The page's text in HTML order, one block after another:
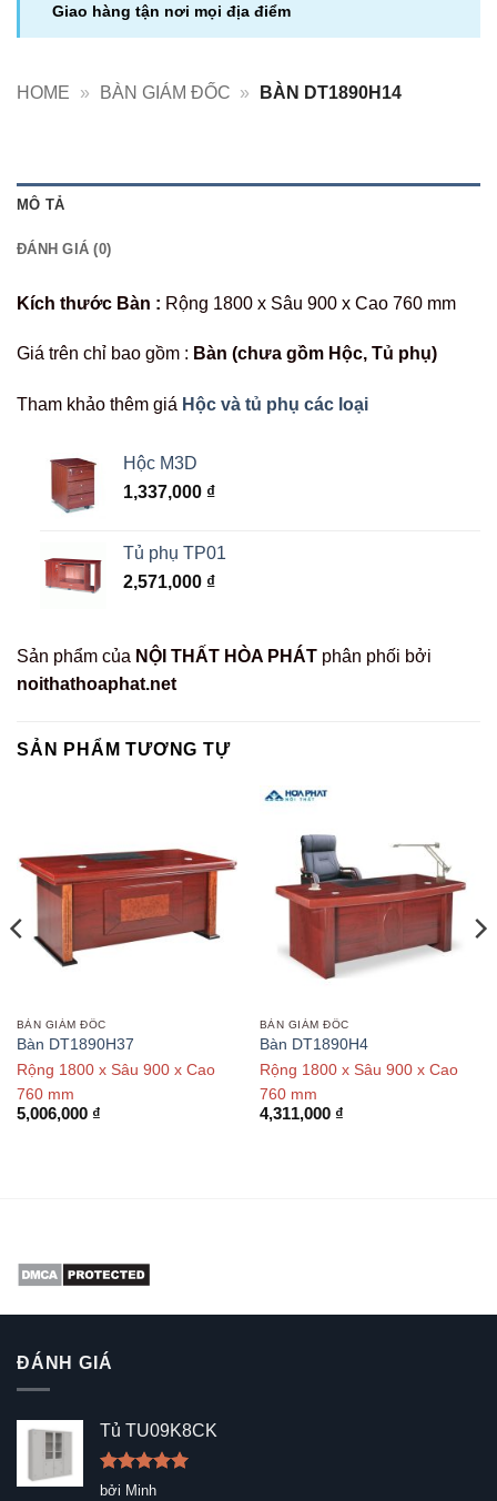
Giao hàng tận nơi mọi địa điểm
HOME » BÀN GIÁM ĐỐC » BÀN DT1890H14
MÔ TẢ
ĐÁNH GIÁ (0)
Kích thước Bàn : Rộng 1800 x Sâu 900 x Cao 760 mm
Giá trên chỉ bao gồm : Bàn (chưa gồm Hộc, Tủ phụ)
Tham khảo thêm giá Hộc và tủ phụ các loại
Hộc M3D
1,337,000 ₫
Tủ phụ TP01
2,571,000 ₫
Sản phẩm của NỘI THẤT HÒA PHÁT phân phối bởi
noithathoaphat.net
SẢN PHẨM TƯƠNG TỰ
BÀN GIÁM ĐỐC
Bàn DT1890H37
Rộng 1800 x Sâu 900 x Cao
760 mm
5,006,000 ₫
BÀN GIÁM ĐỐC
Bàn DT1890H4
Rộng 1800 x Sâu 900 x Cao
760 mm
4,311,000 ₫
ĐÁNH GIÁ
Tủ TU09K8CK
Được xếp
bởi Minh